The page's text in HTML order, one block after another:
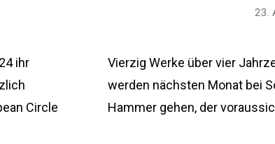
ihr
Circle
23.
Vierzig Werke über vier
werden nächsten Monat bei
Hammer gehen, der